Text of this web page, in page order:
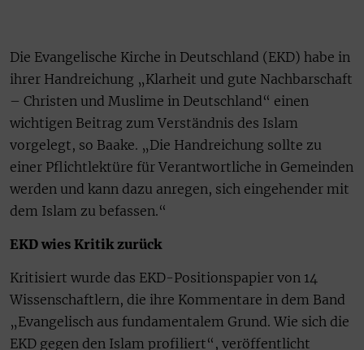
Die Evangelische Kirche in Deutschland (EKD) habe in
ihrer Handreichung „Klarheit und gute Nachbarschaft
– Christen und Muslime in Deutschland“ einen
wichtigen Beitrag zum Verständnis des Islam
vorgelegt, so Baake. „Die Handreichung sollte zu
einer Pflichtlektüre für Verantwortliche in Gemeinden
werden und kann dazu anregen, sich eingehender mit
dem Islam zu befassen.“
EKD wies Kritik zurück
Kritisiert wurde das EKD-Positionspapier von 14
Wissenschaftlern, die ihre Kommentare in dem Band
„Evangelisch aus fundamentalem Grund. Wie sich die
EKD gegen den Islam profiliert“, veröffentlicht